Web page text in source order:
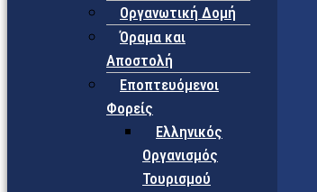
Οργανωτική Δομή
Όραμα και
Αποστολή
Εποπτευόμενοι
Φορείς
Eλληνικός
Οργανισμός
Τουρισμού